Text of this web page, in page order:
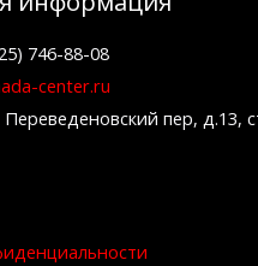
746-88-08
center.ru
пер, д.13,